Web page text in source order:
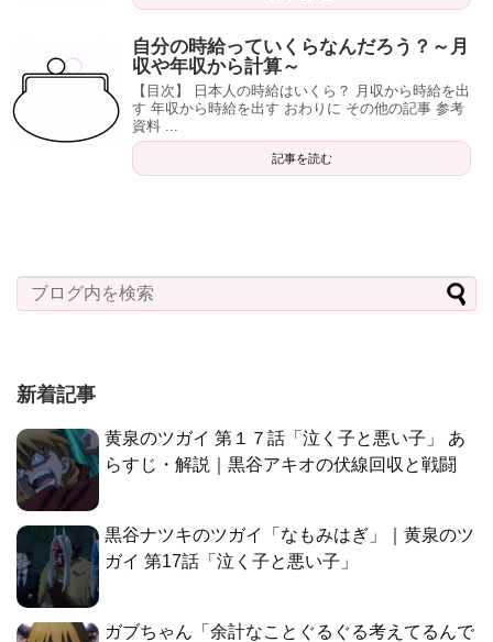
自分の時給っていくらなんだろう？～月
収や年収から計算～
【目次】 日本人の時給はいくら？ 月収から時給を出
す 年収から時給を出す おわりに その他の記事 参考
資料 ...
記事を読む
新着記事
黄泉のツガイ 第１７話「泣く子と悪い子」 あ
らすじ・解説｜黒谷アキオの伏線回収と戦闘
黒谷ナツキのツガイ「なもみはぎ」｜黄泉のツ
ガイ 第17話「泣く子と悪い子」
ガブちゃん「余計なことぐるぐる考えてるんで